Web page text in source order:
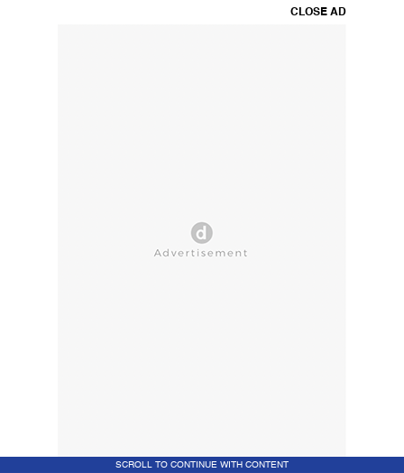
CLOSE AD
SCROLL TO CONTINUE WITH CONTENT